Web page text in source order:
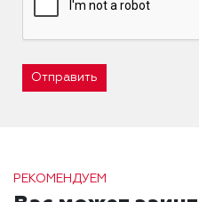
Отправить
РЕКОМЕНДУЕМ